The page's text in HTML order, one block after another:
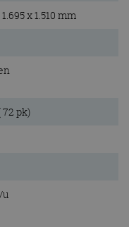
x 1.510 mm
72 pk)
u